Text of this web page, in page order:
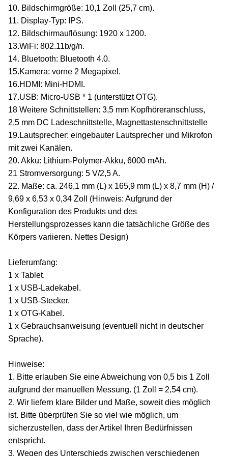
10. Bildschirmgröße: 10,1 Zoll (25,7 cm).
11. Display-Typ: IPS.
12. Bildschirmauflösung: 1920 x 1200.
13.WiFi: 802.11b/g/n.
14. Bluetooth: Bluetooth 4.0.
15.Kamera: vorne 2 Megapixel.
16.HDMI: Mini-HDMI.
17.USB: Micro-USB * 1 (unterstützt OTG).
18 Weitere Schnittstellen: 3,5 mm Kopfhöreranschluss,
2,5 mm DC Ladeschnittstelle, Magnettastenschnittstelle
19.Lautsprecher: eingebauter Lautsprecher und Mikrofon
mit zwei Kanälen.
20. Akku: Lithium-Polymer-Akku, 6000 mAh.
21 Stromversorgung: 5 V/2,5 A.
22. Maße: ca. 246,1 mm (L) x 165,9 mm (L) x 8,7 mm (H) /
9,69 x 6,53 x 0,34 Zoll (Hinweis: Aufgrund der
Konfiguration des Produkts und des
Herstellungsprozesses kann die tatsächliche Größe des
Körpers variieren. Nettes Design)
Lieferumfang:
1 x Tablet.
1 x USB-Ladekabel.
1 x USB-Stecker.
1 x OTG-Kabel.
1 x Gebrauchsanweisung (eventuell nicht in deutscher
Sprache).
Hinweise:
1. Bitte erlauben Sie eine Abweichung von 0,5 bis 1 Zoll
aufgrund der manuellen Messung. (1 Zoll = 2,54 cm).
2. Wir liefern klare Bilder und Maße, soweit dies möglich
ist. Bitte überprüfen Sie so viel wie möglich, um
sicherzustellen, dass der Artikel Ihren Bedürfnissen
entspricht.
3. Wegen des Unterschieds zwischen verschiedenen